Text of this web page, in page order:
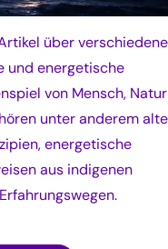
über verschiedene
und energetische
von Mensch, Natur
unter anderem alte
energetische
aus indigenen